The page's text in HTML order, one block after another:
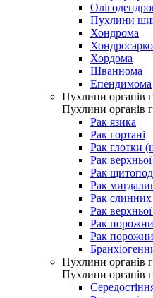
Пухлини
Хондрома
Хордома
Шваннома
Епендимома
Пухлини органів
Пухлини органів
Рак язика
Рак гортані
Рак глотки
Рак
Рак
Рак
Рак слинних
Рак
Рак
Рак
Пухлини органів
Пухлини органів